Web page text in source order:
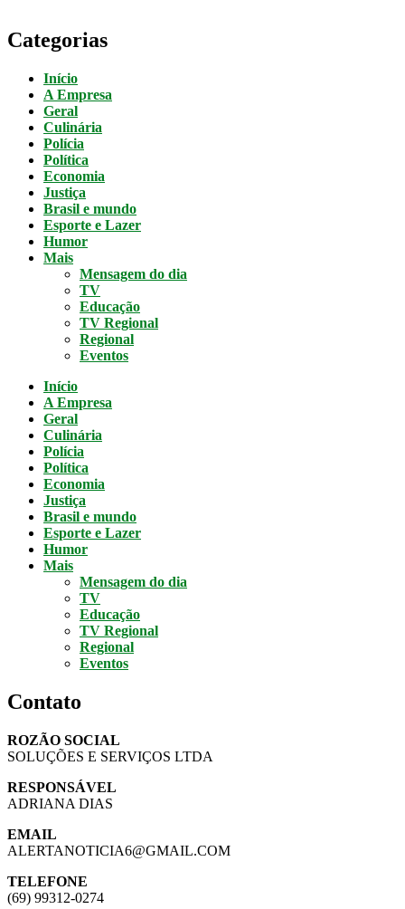
Categorias
Início
A Empresa
Geral
Culinária
Polícia
Política
Economia
Justiça
Brasil e mundo
Esporte e Lazer
Humor
Mais
Mensagem do dia
TV
Educação
TV Regional
Regional
Eventos
Início
A Empresa
Geral
Culinária
Polícia
Política
Economia
Justiça
Brasil e mundo
Esporte e Lazer
Humor
Mais
Mensagem do dia
TV
Educação
TV Regional
Regional
Eventos
Contato
ROZÃO SOCIAL
SOLUÇÕES E SERVIÇOS LTDA
RESPONSÁVEL
ADRIANA DIAS
EMAIL
ALERTANOTICIA6@GMAIL.COM
TELEFONE
(69) 99312-0274